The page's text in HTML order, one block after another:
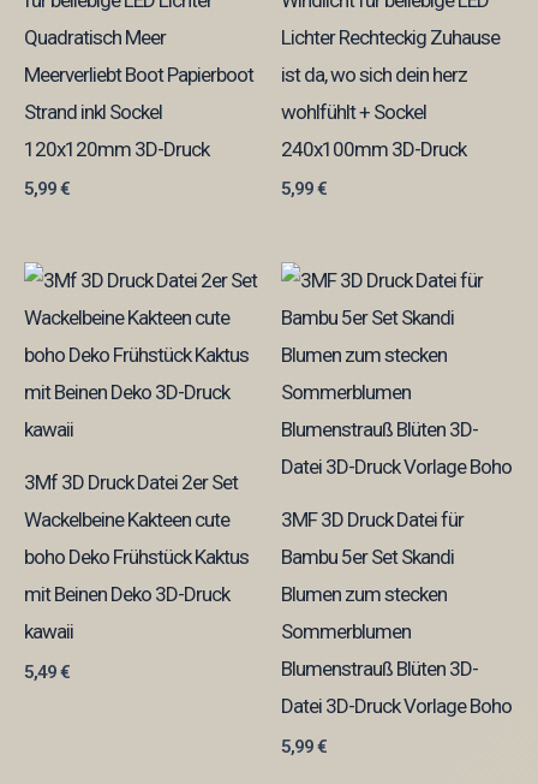
Quadratisch Meer
Meerverliebt Boot Papierboot
Strand inkl Sockel
120x120mm 3D-Druck
5,99€
Lichter Rechteckig Zuhause
ist da, wo sich dein herz
wohlfühlt + Sockel
240x100mm 3D-Druck
5,99€
3Mf 3D Druck Datei 2er Set
Wackelbeine Kakteen cute
boho Deko Frühstück Kaktus
mit Beinen Deko 3D-Druck
kawaii
5,49€
3MF 3D Druck Datei für
Bambu 5er Set Skandi
Blumen zum stecken
Sommerblumen
Blumenstrauß Blüten 3D-
Datei 3D-Druck Vorlage Boho
5,99€